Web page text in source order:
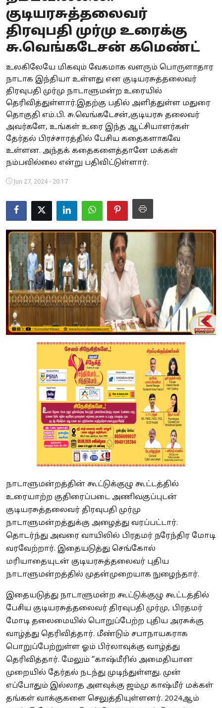
Business
Crime
National
World
Astrology
Spirituality
Weather
குடியரசுத்தலைவர்
திரவுபதி முர்மு உரைக்கு
சு.வெங்கடேசன் கமெண்ட்
உலகிலேயே மிகவும் வேகமாக வளரும் பொருளாதார
நாடாக இந்தியா உள்ளது என குடியரசுத்தலைவர்
திரவுபதி முர்மு நாடாளுமன்ற உரையில்
தெரிவித்துள்ளார்.இதற்கு பதில் அளித்துள்ள மதுரை
தொகுதி எம்.பி. சு.வெங்கடேசன்,குடியரசு தலைவர்
அவர்களே, உங்கள் உரை இந்த ஆட்சியாளர்கள்
தேர்தல் பிரச்சாரத்தில் பேசிய கதைகளாகவே
உள்ளன. அந்தக் கதைகளைத்தானே மக்கள்
நம்பவில்லை என்று பதிவிட்டுள்ளார்.
Jun 27, 2024 - 20:17
நாடாளுமன்றத்தின் கூட்டுக்குழு கூட்டத்தில்
உரையாற்ற குதிரைப்படை அணிவகுப்புடன்
குடியரசுத்தலைவர் திரவுபதி முர்மு
நாடாளுமன்றத்துக்கு அழைத்து வரப்பட்டார்.
தொடர்ந்து அவரை வாயிலில் பிரதமர் நரேந்திர மோடி
வரவேற்றார். இதையடுத்து செங்கோல்
மரியாதையுடன் குடியரசுத்தலைவர் புதிய
நாடாளுமன்றத்தில் முதன்முறையாக நுழைந்தார்.
இதையடுத்து நாடாளுமன்ற கூட்டுக்குழு கூட்டத்தில்
பேசிய குடியரசுத்தலைவர் திரவுபதி முர்மு, பிரதமர்
மோடி தலைமையில் பொறுப்பேற்ற புதிய அரசுக்கு
வாழ்த்து தெரிவித்தார். மீண்டும் சபாநாயகராக
பொறுப்பேற்றுள்ள ஓம் பிர்லாவுக்கு வாழ்த்து
தெரிவித்தார். மேலும் ”காஷ்மீரில் அமைதியான
முறையில் தேர்தல் நடந்து முடிந்துள்ளது. முன்
எப்போதும் இல்லாத அளவுக்கு ஜம்மு காஷ்மீர் மக்கள்
தங்கள் வாக்குகளை செலுத்தியுள்ளனர். 2024ஆம்